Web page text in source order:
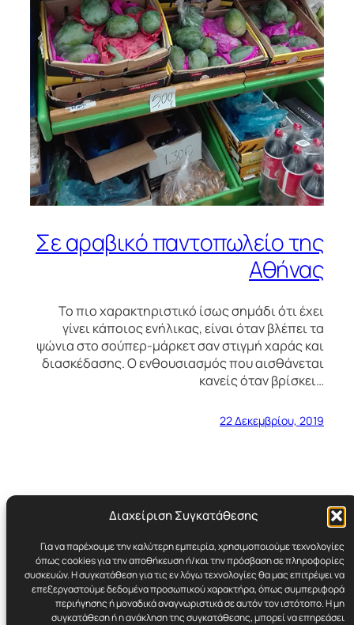
Διαχείριση Συγκατάθεσης
Για να παρέχουμε την καλύτερη εμπειρία, χρησιμοποιούμε τεχνολογίες
όπως cookies για την αποθήκευση ή/και την πρόσβαση σε πληροφορίες
συσκευών. Η συγκατάθεση για τις εν λόγω τεχνολογίες θα μας επιτρέψει να
επεξεργαστούμε δεδομένα προσωπικού χαρακτήρα, όπως συμπεριφορά
περιήγησης ή μοναδικά αναγνωριστικά σε αυτόν τον ιστότοπο. Η μη
συγκατάθεση ή η ανάκληση της συγκατάθεσης, μπορεί να επηρεάσει
Σε αραβικό παντοπωλείο της
Αθήνας
Το πιο χαρακτηριστικό ίσως σημάδι ότι έχει
γίνει κάποιος ενήλικας, είναι όταν βλέπει τα
ψώνια στο σούπερ-μάρκετ σαν στιγμή χαράς και
διασκέδασης. Ο ενθουσιασμός που αισθάνεται
κανείς όταν βρίσκει…
22 Δεκεμβρίου, 2019
Cynicult.gr
Retro | Humor | Underground Stuff